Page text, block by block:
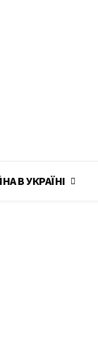
В УКРАЇНІ